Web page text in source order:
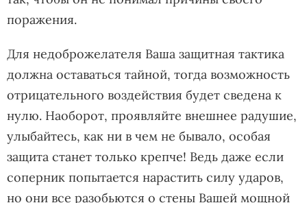
поражения.
Для недоброжелателя Ваша защитная тактика
должна оставаться тайной, тогда возможность
отрицательного воздействия будет сведена к
нулю. Наоборот, проявляйте внешнее радушие,
улыбайтесь, как ни в чем не бывало, особая
защита станет только крепче! Ведь даже если
соперник попытается нарастить силу ударов,
но они все разобьются о стены Вашей мощной